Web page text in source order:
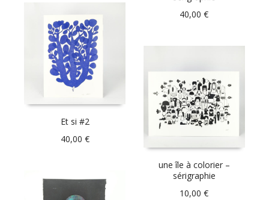
40,00€
Et si #2
40,00 €
une île à colorier –
sérigraphie
10,00€